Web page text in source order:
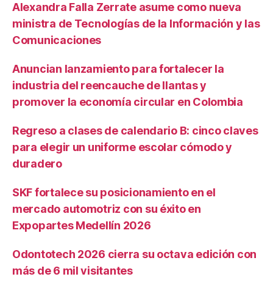
Alexandra Falla Zerrate asume como nueva
ministra de Tecnologías de la Información y las
Comunicaciones
Anuncian lanzamiento para fortalecer la
industria del reencauche de llantas y
promover la economía circular en Colombia
Regreso a clases de calendario B: cinco claves
para elegir un uniforme escolar cómodo y
duradero
SKF fortalece su posicionamiento en el
mercado automotriz con su éxito en
Expopartes Medellín 2026
Odontotech 2026 cierra su octava edición con
más de 6 mil visitantes